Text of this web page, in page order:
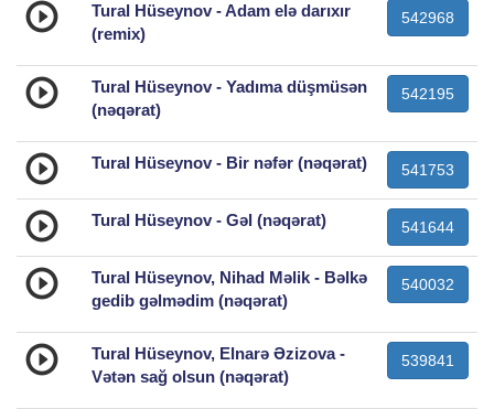
Tural Hüseynov - Adam elə darıxır
(remix)
542968
Tural Hüseynov - Yadıma düşmüsən
(nəqərat)
542195
Tural Hüseynov - Bir nəfər (nəqərat) 541753
Tural Hüseynov - Gəl (nəqərat) 541644
Tural Hüseynov, Nihad Məlik - Bəlkə
gedib gəlmədim (nəqərat)
540032
Tural Hüseynov, Elnarə Əzizova -
Vətən sağ olsun (nəqərat)
539841